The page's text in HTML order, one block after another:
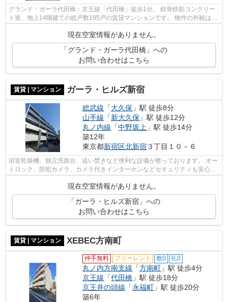
グランド・ガーラ代田橋：京王線「代田橋」徒歩1分。 鉄骨鉄筋コンクリー
ト造、地上14階建ての総戸数195戸の賃貸マンションです。 物件の外観は、
現在空室情報がありません。
「グランド・ガーラ代田橋」への
お問い合わせはこちら
賃貸 | マンション ガーラ・ヒルズ新宿
総武線 「大久保 」駅 徒歩8分
山手線 「新大久保 」駅 徒歩12分
丸ノ内線 「中野坂上 」駅 徒歩14分
築12年
東京都新宿区北新宿３丁目１０－６
浴室乾燥機、独立洗面台、追い焚きなど便利な設備が整っております。 オー
トロック、防犯カメラ、カメラ付きインターホンなどセキュリティも安心で
す。 宅配ボックス、２４時間ゴミ出...
現在空室情報がありません。
「ガーラ・ヒルズ新宿」への
お問い合わせはこちら
賃貸 | マンション XEBEC方南町
仲手無料 フリーレント 敷0 礼0
丸ノ内方南支線 「方南町 」駅 徒歩4分
京王線 「代田橋 」駅 徒歩18分
京王井の頭線 「永福町 」駅 徒歩20分
築6年